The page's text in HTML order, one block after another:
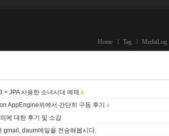
Home Tag MediaLog
JPA 사용한 소녀시대 예제 6
AppEngine위에서 간단히 구동 후기 4
에 대한 후기 및 소감
gmail, daum메일을 전송해봅시다.